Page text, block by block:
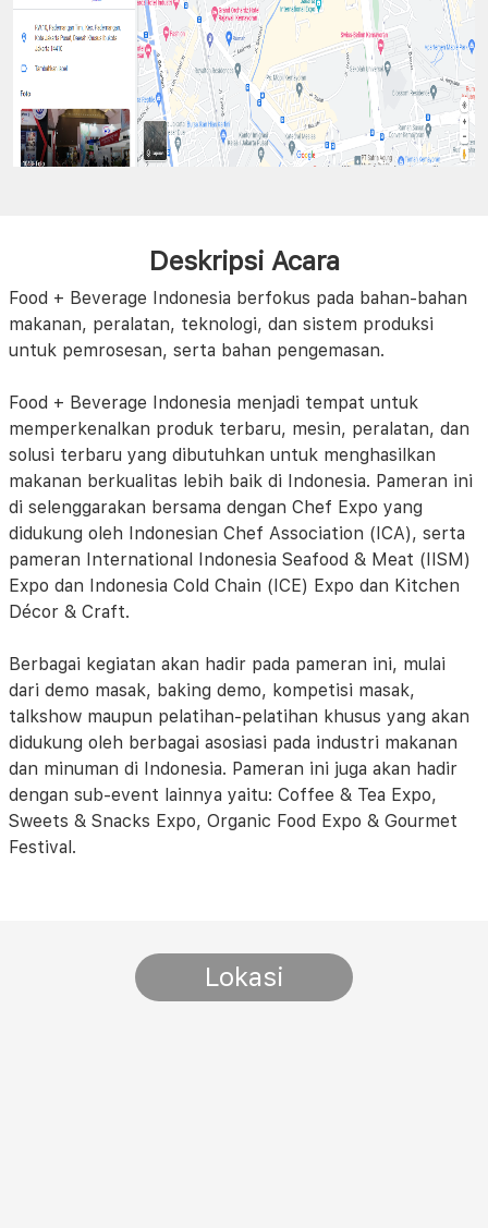
Deskripsi Acara
Food + Beverage Indonesia berfokus pada bahan-bahan
makanan, peralatan, teknologi, dan sistem produksi
untuk pemrosesan, serta bahan pengemasan.
Food + Beverage Indonesia menjadi tempat untuk
memperkenalkan produk terbaru, mesin, peralatan, dan
solusi terbaru yang dibutuhkan untuk menghasilkan
makanan berkualitas lebih baik di Indonesia. Pameran ini
di selenggarakan bersama dengan Chef Expo yang
didukung oleh Indonesian Chef Association (ICA), serta
pameran International Indonesia Seafood & Meat (IISM)
Expo dan Indonesia Cold Chain (ICE) Expo dan Kitchen
Décor & Craft.
Berbagai kegiatan akan hadir pada pameran ini, mulai
dari demo masak, baking demo, kompetisi masak,
talkshow maupun pelatihan-pelatihan khusus yang akan
didukung oleh berbagai asosiasi pada industri makanan
dan minuman di Indonesia. Pameran ini juga akan hadir
dengan sub-event lainnya yaitu: Coffee & Tea Expo,
Sweets & Snacks Expo, Organic Food Expo & Gourmet
Festival.
Lokasi